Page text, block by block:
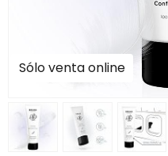
Sólo venta online